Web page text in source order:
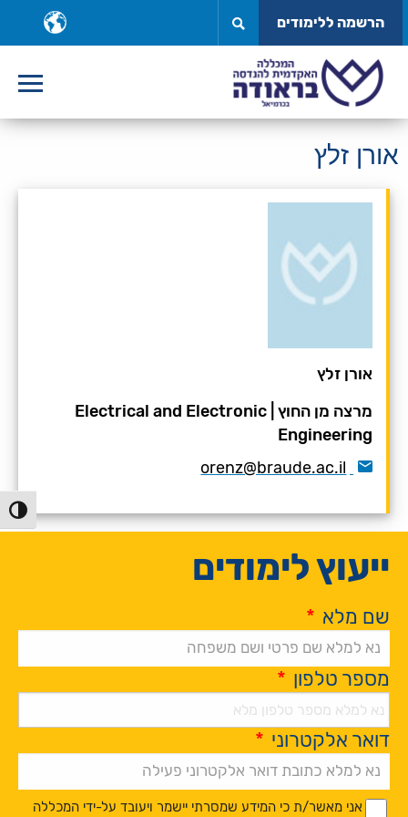
לתוכן
הפעל/
הרשמה ללימודים
אורן זלץ
אורן זלץ
מרצה מן החוץ Electrical and Electronic
Engineering
orenz@braude.ac.il
ייעוץ לימודים
שם מלא *
מספר טלפון *
דואר אלקטרוני *
*
*
אני מאשר/ת כי המידע שמסרתי יישמר ויעובד על-ידי המכללה
Alternative: